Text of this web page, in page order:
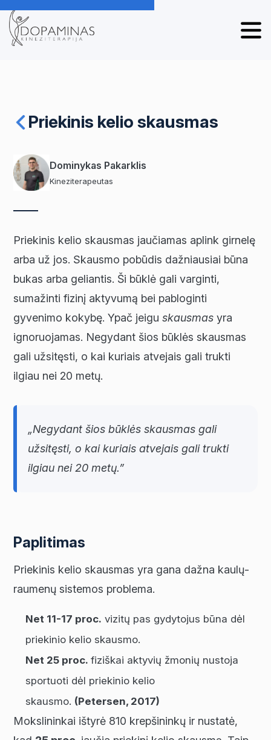
Priekinis kelio skausmas
Dominykas Pakarklis
Kineziterapeutas
Priekinis kelio skausmas jaučiamas aplink girnelę
arba už jos. Skausmo pobūdis dažniausiai būna
bukas arba geliantis. Ši būklė gali varginti,
sumažinti fizinį aktyvumą bei pabloginti
gyvenimo kokybę. Ypač jeiguskausmas yra
ignoruojamas. Negydant šios būklės skausmas
gali užsitęsti, o kai kuriais atvejais gali trukti
ilgiau nei 20 metų.
„Negydant šios būklės skausmas gali
užsitęsti, o kai kuriais atvejais gali trukti
ilgiau nei 20 metų.”
Paplitimas
Priekinis kelio skausmas yra gana dažna kaulų-
raumenų sistemos problema.
Net 11-17 proc. vizitų pas gydytojus būna dėl
priekinio kelio skausmo.
Net 25 proc. fiziškai aktyvių žmonių nustoja
sportuoti dėl priekinio kelio
skausmo. (Petersen, 2017)
Mokslininkai ištyrė 810 krepšininkų ir nustatė,